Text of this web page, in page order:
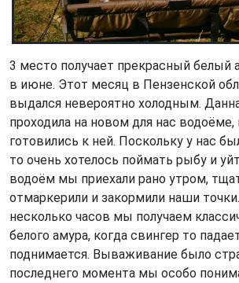
3 место получает прекрасный белый
в июне. Этот месяц в Пензенской
выдался невероятно холодным.
проходила на новом для нас
готовились к ней. Поскольку у нас
то очень хотелось поймать рыбу и
водоём мы приехали рано утром,
отмаркерили и закормили наши
несколько часов мы получаем
белого амура, когда свингер то
поднимается. Вываживание было
последнего момента мы особо